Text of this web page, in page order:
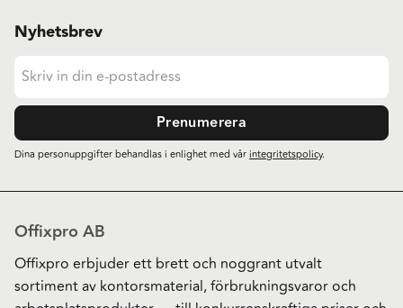
Nyhetsbrev
Prenumerera
Dina personuppgifter behandlas i enlighet med vårintegritetspolicy.
Offixpro AB
Offixpro erbjuder ett brett och noggrant utvalt
sortiment av kontorsmaterial, förbrukningsvaror och